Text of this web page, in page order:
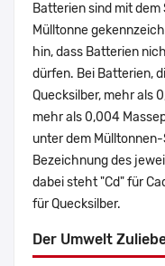
Batterien sind mit
Mülltonne
hin, dass Batterien
dürfen. Bei Batterien,
Quecksilber, mehr als
mehr als 0,004
unter dem
Bezeichnung des
dabei steht "Cd" für
für Quecksilber.
Der Umwelt